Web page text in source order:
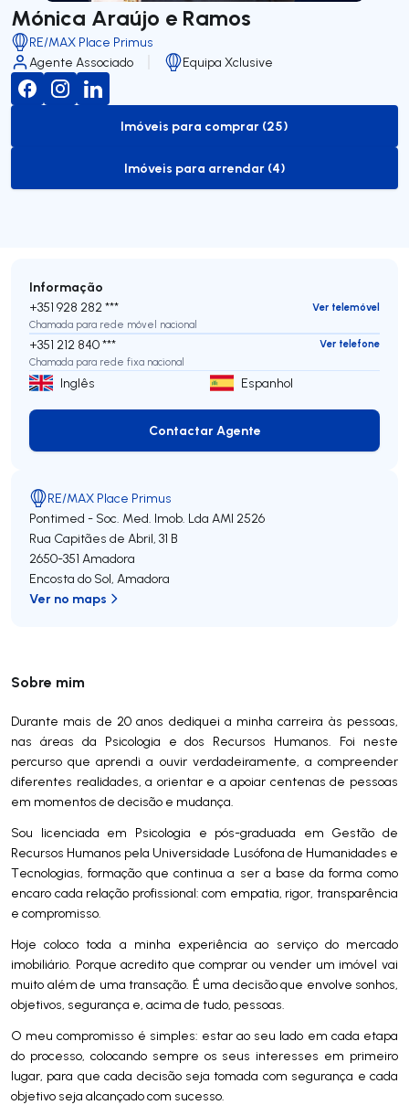
Mónica Araújo e Ramos
RE/MAX Place Primus
Agente Associado
Equipa Xclusive
to-buy-listing
Imóveis para comprar (25)
to-rent-listing
Imóveis para arrendar (4)
Sobre mim
Durante mais de 20 anos dediquei a minha carreira às pessoas,
nas áreas da Psicologia e dos Recursos Humanos. Foi neste
percurso que aprendi a ouvir verdadeiramente, a compreender
diferentes realidades, a orientar e a apoiar centenas de pessoas
em momentos de decisão e mudança.
Sou licenciada em Psicologia e pós-graduada em Gestão de
Recursos Humanos pela Universidade Lusófona de Humanidades e
Tecnologias, formação que continua a ser a base da forma como
encaro cada relação profissional: com empatia, rigor, transparência
e compromisso.
Hoje coloco toda a minha experiência ao serviço do mercado
imobiliário. Porque acredito que comprar ou vender um imóvel vai
muito além de uma transação. É uma decisão que envolve sonhos,
objetivos, segurança e, acima de tudo, pessoas.
O meu compromisso é simples: estar ao seu lado em cada etapa
do processo, colocando sempre os seus interesses em primeiro
lugar, para que cada decisão seja tomada com segurança e cada
objetivo seja alcançado com sucesso.
Informação
+351 928 282 ***
Ver telemóvel
Chamada para rede móvel nacional
+351 212 840 ***
Ver telefone
Chamada para rede fixa nacional
Inglês Espanhol
Contactar Agente
Contactar Agente
RE/MAX Place Primus
Pontimed - Soc. Med. Imob. Lda AMI 2526
Rua Capitães de Abril, 31 B
2650-351 Amadora
Encosta do Sol, Amadora
Ver no maps